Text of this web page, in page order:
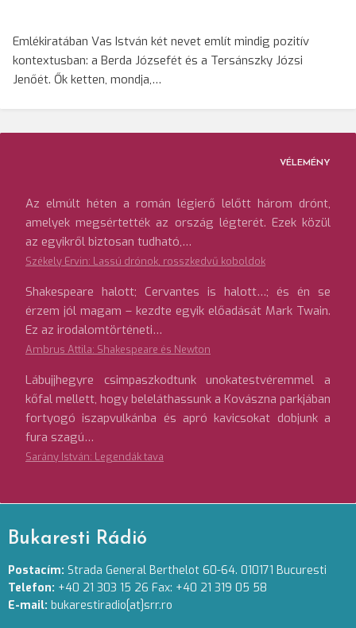
Emlékiratában Vas István két nevet említ mindig pozitív
kontextusban: a Berda Józsefét és a Tersánszky Józsi
Jenőét. Ők ketten, mondja,…
VÉLEMÉNY
Az elmúlt héten a román légierő lelőtt három drónt,
amelyek megsértették az ország légterét. Ezek közül
az egyikről biztosan tudható,…
Székely Ervin: Lassú drónok, rosszkedvű koboldok
Shakespeare halott; Cervantes is halott…; és én se
érzem jól magam – kezdte egyik előadását Mark Twain.
Ez az irodalomtörténeti…
Ambrus Attila: Shakespeare és Newton
Lábujjhegyre csimpaszkodtunk unokatestvéremmel a
kőfal mellett, hogy beleláthassunk a Kovászna parkjában
fortyogó iszapvulkánba és apró kavicsokat dobjunk a
fura szagú…
Sarány István: Legendák tava
Bukaresti Rádió
Postacím: Strada General Berthelot 60-64. 010171 Bucuresti
Telefon: +40 21 303 15 26 Fax: +40 21 319 05 58
E-mail: bukarestiradio[at]srr.ro